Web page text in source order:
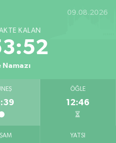
09.08.2026
KALAN
Namazı
ÖĞLE
12:46
YATSI